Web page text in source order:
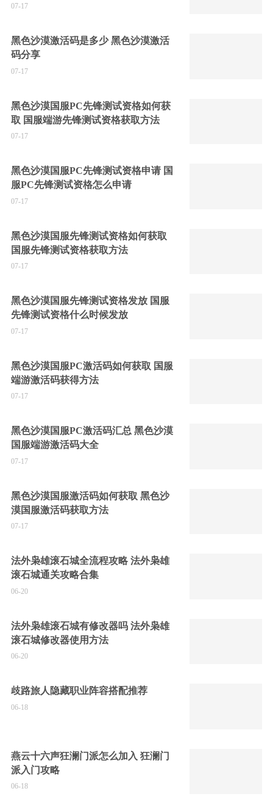
07-17
黑色沙漠激活码是多少 黑色沙漠激活
码分享
07-17
黑色沙漠国服PC先锋测试资格如何获
取 国服端游先锋测试资格获取方法
07-17
黑色沙漠国服PC先锋测试资格申请 国
服PC先锋测试资格怎么申请
07-17
黑色沙漠国服先锋测试资格如何获取
国服先锋测试资格获取方法
07-17
黑色沙漠国服先锋测试资格发放 国服
先锋测试资格什么时候发放
07-17
黑色沙漠国服PC激活码如何获取 国服
端游激活码获得方法
07-17
黑色沙漠国服PC激活码汇总 黑色沙漠
国服端游激活码大全
07-17
黑色沙漠国服激活码如何获取 黑色沙
漠国服激活码获取方法
07-17
法外枭雄滚石城全流程攻略 法外枭雄
滚石城通关攻略合集
06-20
法外枭雄滚石城有修改器吗 法外枭雄
滚石城修改器使用方法
06-20
歧路旅人隐藏职业阵容搭配推荐
06-18
燕云十六声狂澜门派怎么加入 狂澜门
派入门攻略
06-18